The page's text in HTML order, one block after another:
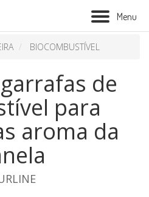
Menu
BIOLAREIRA
BIOCOMBUSTÍVEL
de
para
aroma da